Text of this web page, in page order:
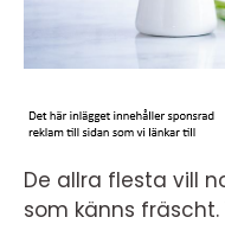
De allra flesta vill
som känns